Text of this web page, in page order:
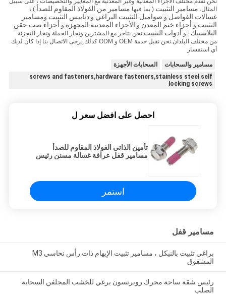
المثال. مسامير التثبيت ( بما فيها مسامير من الفولاذ المقاوم للصدأ ) ،
غسالات الفواصل و صواميل التثبيت البراغي و دبابيس التثبيت ومسامير
التثبيت و أجزاء ختم المعدن و الأجزاء المعدنية المجهزة و أجزاء صب حقن
البلاستيك . و أدوات التثبيت.نحن نتاجر مع المشترين وتجار الجملة وتجار التجزئة
من مختلف البلدان.نحن نقبل خدمة OEM و ODM كذلك.يرجى الاتصال بنا إذا كان لديك
أي استفسار
مسامير والسحابات
السحابات الأجهزة
screws and fasteners,hardware fasteners,stainless steel self
locking screws
احصل على افضل سعر ل
تأمين الذاتي الفولاذ المقاوم للصدأ
مسامير قفل عرافة غسالة مسنن رئيس
استمر
مسامير قفل
براغي تثبيت بالنيكل ، مسامير تثبيت الإبهام ذات رأس نحاسي M3
المشقوق
رئيس شقة ساحة محرك روبرتسون برغي للخشب المجلفن السحابة
الصلب